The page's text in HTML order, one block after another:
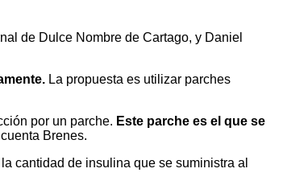
de Dulce Nombre de Cartago, y Daniel
La propuesta es utilizar parches
por un parche. Este parche es el que se
Brenes.
cantidad de insulina que se suministra al